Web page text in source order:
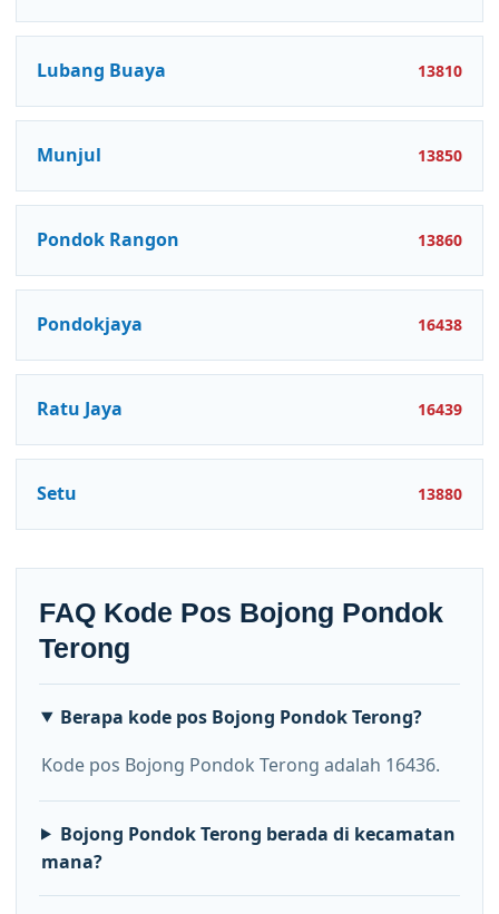
Lubang Buaya 13810
Munjul 13850
Pondok Rangon 13860
Pondokjaya 16438
Ratu Jaya 16439
Setu 13880
FAQ Kode Pos Bojong Pondok
Terong
Berapa kode pos Bojong Pondok Terong?
Kode pos Bojong Pondok Terong adalah 16436.
Bojong Pondok Terong berada di kecamatan
mana?